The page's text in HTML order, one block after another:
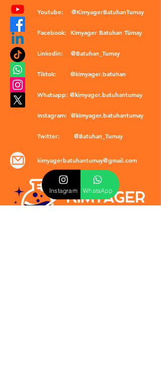
Youtube: @KimyagerBatuhanTumay
Facebook: Kimyager Batuhan Tümay
Linkedin: @Batuhan_Tumay
Tiktok: @kimyager.batuhan
Whatsapp: @kimyager.batuhantumay
Instagram: @kimyager.batuhantumay
Twitter: @Batuhan_Tumay
kimyagerbatuhantumay@gmail.com
Instagram WhatsApp